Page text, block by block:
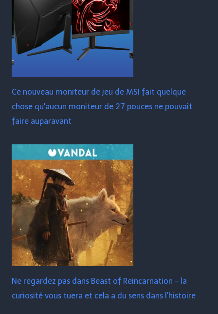
Ce nouveau moniteur de jeu de MSI fait quelque
chose qu'aucun moniteur de 27 pouces ne pouvait
faire auparavant
Ne regardez pas dans Beast of Reincarnation – la
curiosité vous tuera et cela a du sens dans l'histoire